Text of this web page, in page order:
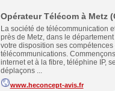
Opérateur Télécom à Metz
La société de télécommunication
près de Metz, dans le
votre disposition ses
télécommunications.
internet et à la fibre, téléphine IP,
déplaçons ...
www.heconcept-avis.fr